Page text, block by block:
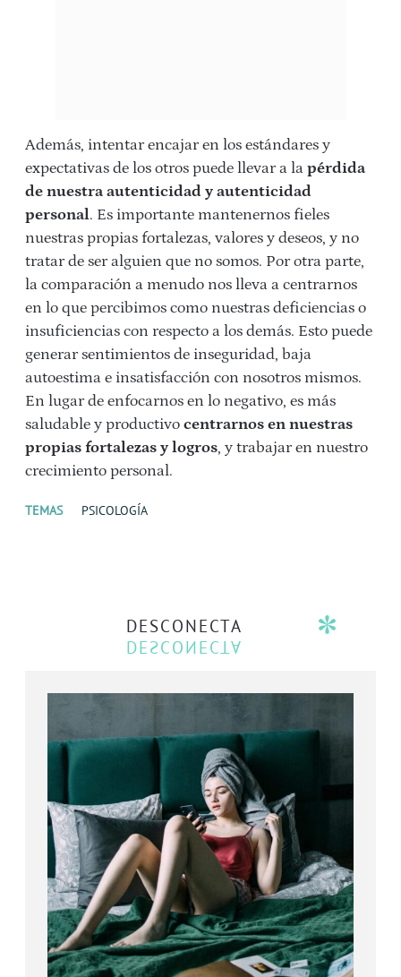
Además, intentar encajar en los estándares y
expectativas de los otros puede llevar a la pérdida
de nuestra autenticidad y autenticidad
personal. Es importante mantenernos fieles
nuestras propias fortalezas, valores y deseos, y no
tratar de ser alguien que no somos. Por otra parte,
la comparación a menudo nos lleva a centrarnos
en lo que percibimos como nuestras deficiencias o
insuficiencias con respecto a los demás. Esto puede
generar sentimientos de inseguridad, baja
autoestima e insatisfacción con nosotros mismos.
En lugar de enfocarnos en lo negativo, es más
saludable y productivo centrarnos en nuestras
propias fortalezas y logros, y trabajar en nuestro
crecimiento personal.
TEMAS PSICOLOGÍA
DESCONECTA